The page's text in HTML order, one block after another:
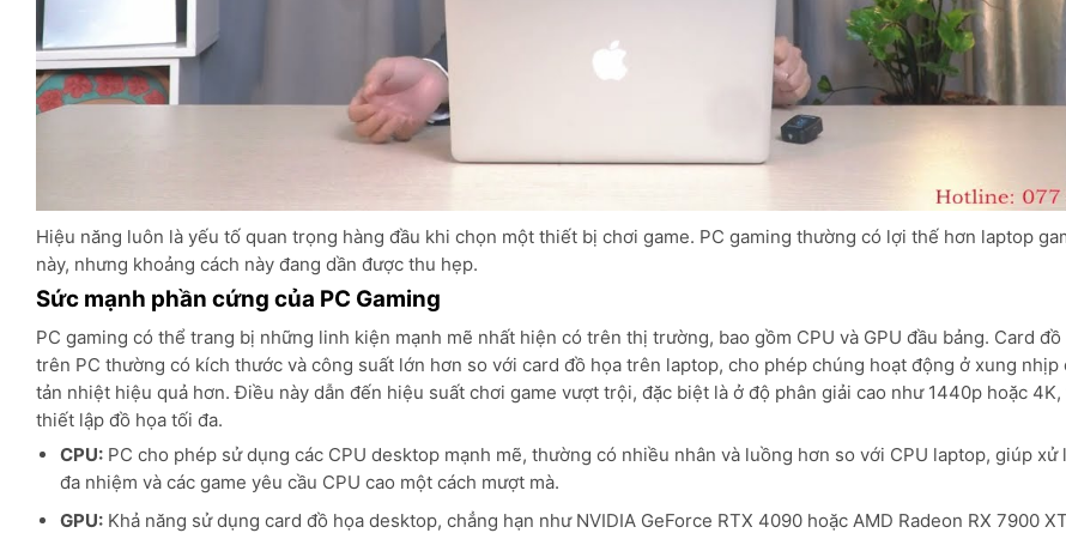
Hiệu năng luôn là yếu tố quan trọng hàng đầu khi chọn một thiết bị chơi game. PC gaming thường có lợi thế hơn laptop
này, nhưng khoảng cách này đang dần được thu hẹp.
Sức mạnh phần cứng của PC Gaming
PC gaming có thể trang bị những linh kiện mạnh mẽ nhất hiện có trên thị trường, bao gồm CPU và GPU đầu bảng. Card đồ
trên PC thường có kích thước và công suất lớn hơn so với card đồ họa trên laptop, cho phép chúng hoạt động ở xung nhịp
tản nhiệt hiệu quả hơn. Điều này dẫn đến hiệu suất chơi game vượt trội, đặc biệt là ở độ phân giải cao như 1440p hoặc 4K,
thiết lập đồ họa tối đa.
CPU:PC cho phép sử dụng các CPU desktop mạnh mẽ, thường có nhiều nhân và luồng hơn so với CPU laptop, giúp xử
đa nhiệm và các game yêu cầu CPU cao một cách mượt mà.
GPU:Khả năng sử dụng card đồ họa desktop, chẳng hạn như NVIDIA GeForce RTX 4090 hoặc AMD Radeon RX 7900